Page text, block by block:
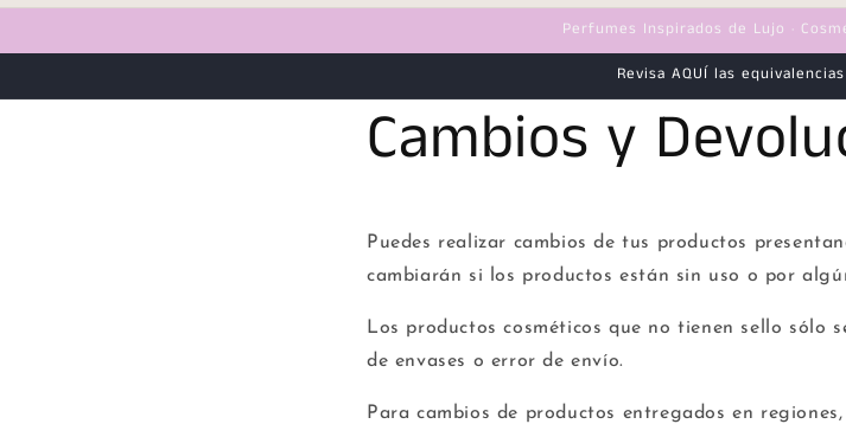
Perfumes Inspirados de Lujo ·
Revisa AQUÍ las
Cambios y
Puedes realizar cambios de tus productos
cambiarán si los productos están sin uso o por
Los productos cosméticos que no tienen sello sólo
de envases o error de envío.
Para cambios de productos entregados en